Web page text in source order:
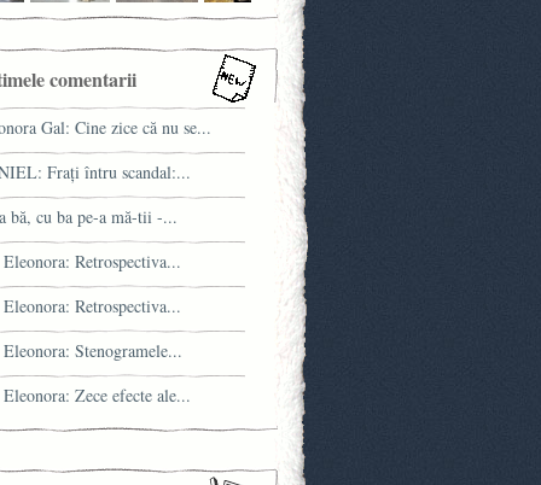
comentarii
Gal: Cine zice că nu se...
Fraţi întru scandal:...
bă, cu ba pe-a mă-tii -...
Retrospectiva...
Retrospectiva...
Stenogramele...
Zece efecte ale...